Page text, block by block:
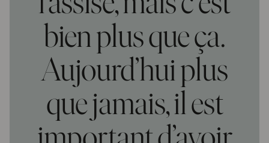
bien plus que ça.
Aujourd’hui plus
que jamais, il est